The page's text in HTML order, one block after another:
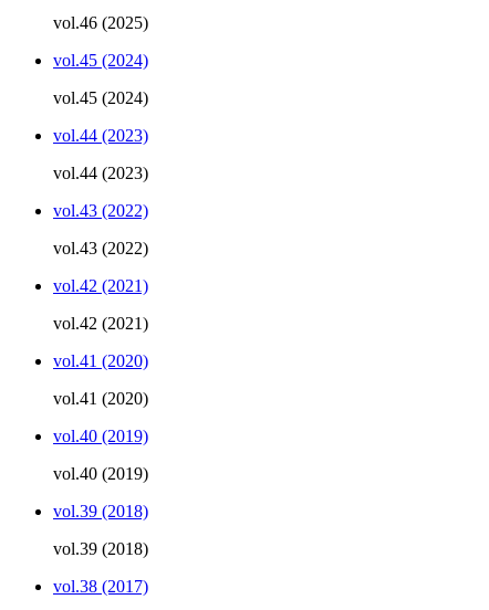
vol.46 (2025)
vol.45 (2024)
vol.45 (2024)
vol.44 (2023)
vol.44 (2023)
vol.43 (2022)
vol.43 (2022)
vol.42 (2021)
vol.42 (2021)
vol.41 (2020)
vol.41 (2020)
vol.40 (2019)
vol.40 (2019)
vol.39 (2018)
vol.39 (2018)
vol.38 (2017)